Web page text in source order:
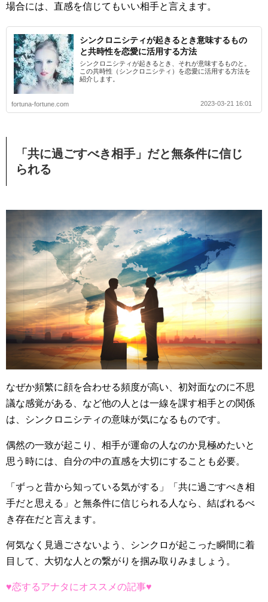
場合には、直感を信じてもいい相手と言えます。
シンクロニシティが起きるとき意味するもの
と共時性を恋愛に活用する方法
シンクロニシティが起きるとき、それが意味するものと。
この共時性（シンクロニシティ）を恋愛に活用する方法を
紹介します。
fortuna-fortune.com 2023-03-21 16:01
「共に過ごすべき相手」だと無条件に信じ
られる
なぜか頻繁に顔を合わせる頻度が高い、初対面なのに不思
議な感覚がある、など他の人とは一線を課す相手との関係
は、シンクロニシティの意味が気になるものです。
偶然の一致が起こり、相手が運命の人なのか見極めたいと
思う時には、自分の中の直感を大切にすることも必要。
「ずっと昔から知っている気がする」「共に過ごすべき相
手だと思える」と無条件に信じられる人なら、結ばれるべ
き存在だと言えます。
何気なく見過ごさないよう、シンクロが起こった瞬間に着
目して、大切な人との繋がりを掴み取りみましょう。
♥恋するアナタにオススメの記事♥